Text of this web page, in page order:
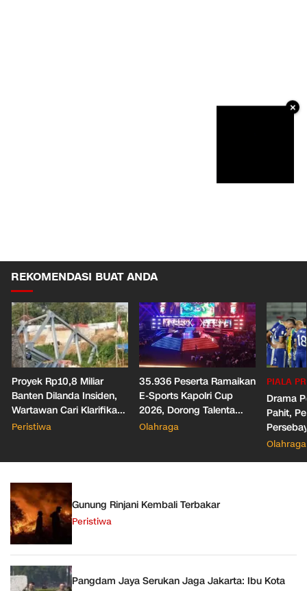
REKOMENDASI BUAT ANDA
Proyek Rp10,8 Miliar
Banten Dilanda Insiden,
Wartawan Cari Klarifikasi
Malah Diblokir!
Peristiwa
35.936 Peserta Ramaikan
E-Sports Kapolri Cup
2026, Dorong Talenta
Digital dan Keamanan
Olahraga
PIALA
Drama
Pahit,
Olahraga
Gunung Rinjani Kembali Terbakar
Peristiwa
Pangdam Jaya Serukan Jaga Jakarta: Ibu Kota
×